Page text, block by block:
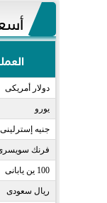
دولار أمريكى​
يورو​
جنيه إسترلينى​
فرنك
100 ين يابانى​
ريال سعودى​